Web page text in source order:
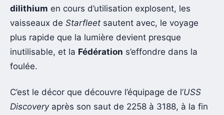
dilithium en cours d’utilisation explosent, les
vaisseaux de Starfleet sautent avec, le voyage
plus rapide que la lumière devient presque
inutilisable, et la Fédération s’effondre dans la
foulée.
C’est le décor que découvre l’équipage de l’USS
Discoveryaprès son saut de 2258 à 3188, à la fin